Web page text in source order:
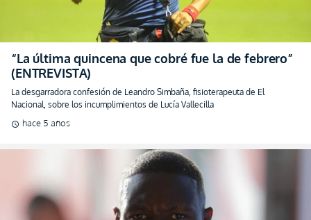
“La última quincena que cobré fue la de febrero”
(ENTREVISTA)
La desgarradora confesión de Leandro Simbaña, fisioterapeuta de El
Nacional, sobre los incumplimientos de Lucía Vallecilla
schedule hace 5 años